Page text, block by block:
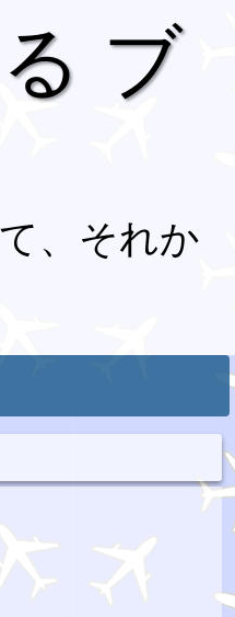
ブ
、それか